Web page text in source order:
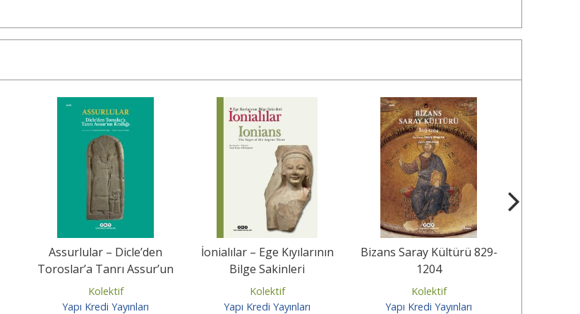
Assurlular – Dicle’den
Toroslar’a Tanrı Assur’un
Krallığı
Kolektif
Yapı Kredi Yayınları
İonialılar – Ege Kıyılarının
Bilge Sakinleri
Kolektif
Yapı Kredi Yayınları
Bizans Saray Kültürü 829-
1204
Kolektif
Yapı Kredi Yayınları